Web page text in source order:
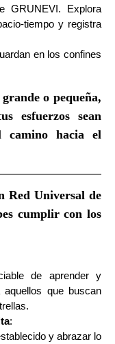
GRUNEVI. Explora
tiempo y registra
en los confines
o pequeña,
esfuerzos sean
camino hacia el
Red Universal de
cumplir con los
de aprender y
que buscan
:
y abrazar lo